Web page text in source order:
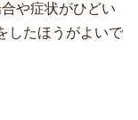
や症状がひどい
したほうがよいで